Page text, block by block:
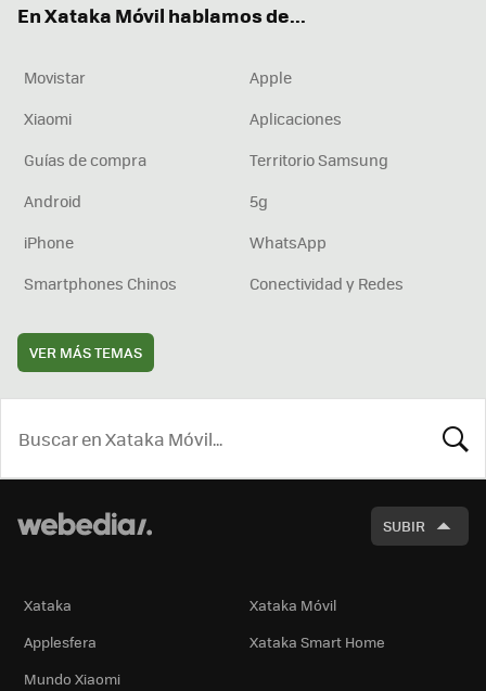
En Xataka Móvil hablamos de...
Movistar
Apple
Xiaomi
Aplicaciones
Guías de compra
Territorio Samsung
Android
5g
iPhone
WhatsApp
Smartphones Chinos
Conectividad y Redes
VER MÁS TEMAS
SUBIR
Xataka
Xataka Móvil
Applesfera
Xataka Smart Home
Mundo Xiaomi